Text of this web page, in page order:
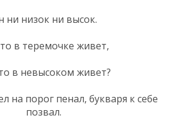
ни низок ни высок.
в теремочке живет,
в невысоком живет?
на порог пенал, букваря к себе
позвал.